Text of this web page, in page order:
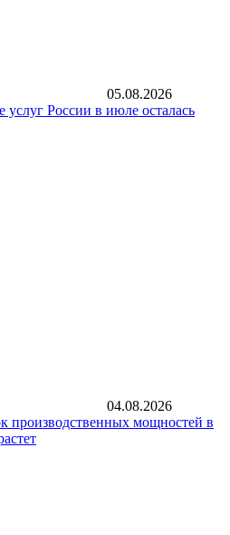
05.08.2026
услуг России в июле осталась
04.08.2026
производственных мощностей в